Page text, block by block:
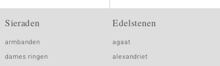
Sieraden
armbanden
dames ringen
Edelstenen
agaat
alexandriet